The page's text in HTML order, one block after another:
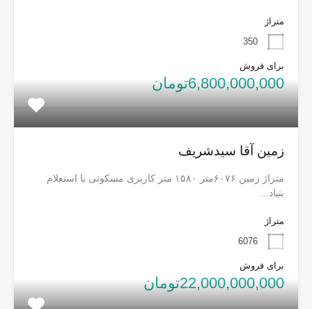
متراژ
350
برای فروش
6,800,000,000تومان
زمین آقا سیدشریف
متراژ زمین ۶۰۷۶متر ۱۵۸۰ متر کاربری مسکونی با استعلام
بنیاد…
متراژ
6076
برای فروش
22,000,000,000تومان